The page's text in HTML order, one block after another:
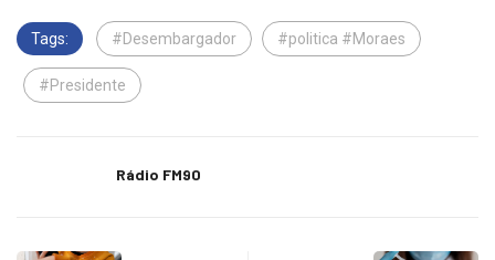
Tags: #Desembargador #politica #Moraes
#Presidente
Rádio FM90